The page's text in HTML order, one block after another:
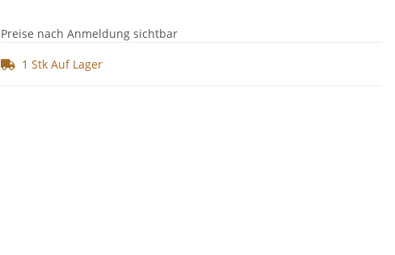
Preise nach Anmeldung sichtbar
1 Stk Auf Lager